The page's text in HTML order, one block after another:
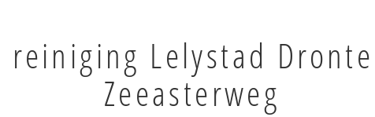
reiniging Lelystad
Zeeasterweg